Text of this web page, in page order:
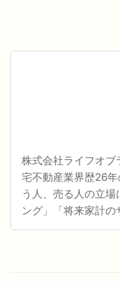
株式会社ライフオブ
宅不動産業界歴26
う人、売る人の立
ング」「将来家計の